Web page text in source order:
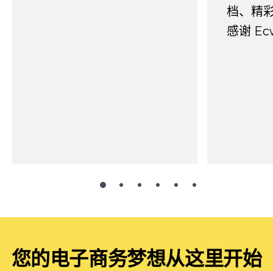
档、精
感谢
您的电子商务梦想从这里开始